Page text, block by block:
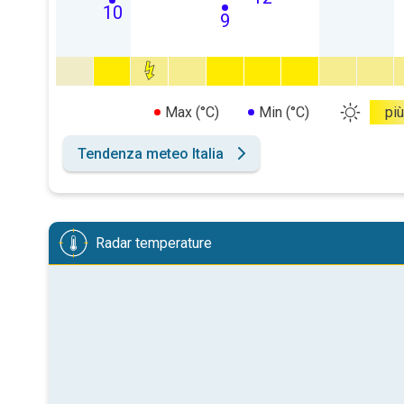
10
9
Max (°C) Min (°C) più
Tendenza meteo Italia
Radar temperature